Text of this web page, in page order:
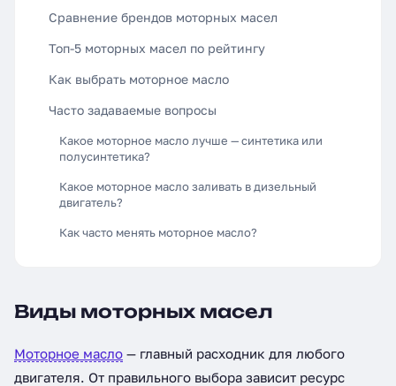
Сравнение брендов моторных масел
Топ-5 моторных масел по рейтингу
Как выбрать моторное масло
Часто задаваемые вопросы
Какое моторное масло лучше — синтетика или
полусинтетика?
Какое моторное масло заливать в дизельный
двигатель?
Как часто менять моторное масло?
Виды моторных масел
Моторное масло — главный расходник для любого
двигателя. От правильного выбора зависит ресурс